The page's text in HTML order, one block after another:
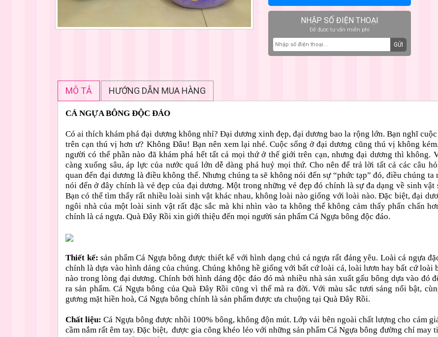
NHẬP SỐ ĐIỆN THOẠI
Để được tư vấn miễn phí
GỬI
MÔ TẢ HƯỚNG DẪN MUA HÀNG
CÁ NGỰA BÔNG ĐỘC ĐÁO
Có ai thích khám phá đại dương không nhỉ? Đại dương xinh đẹp, đại dương bao la rộng lớn. Bạn nghĩ cuộc
trên cạn thú vị hơn ư? Không Đâu! Bạn nên xem lại nhé. Cuộc sống ở đại dương cũng thú vị không
người có thể phần nào đã khám phá hết tất cả mọi thứ ở thế giới trên cạn, nhưng đại dương thì không.
càng xuống sâu, áp lực của nước quá lớn dễ dàng phá huỷ mọi thứ. Cho nên để trả lời tất cả các câu
quan đến đại dương là điều không thể. Nhưng chúng ta sẽ không nói đến sự “phức tạp” đó, điều chúng ta
nói đến ở đây chính là vẻ đẹp của đại dương. Một trong những vẻ đẹp đó chính là sự đa dạng về sinh vật
Bạn có thể tìm thấy rất nhiều loài sinh vật khác nhau, không loài nào giống với loài nào. Đặc biệt, đại
ngôi nhà của một loài sinh vật rất đặc sắc mà khi nhìn vào ta không thể không cảm thấy phấn chấn
chính là cá ngựa. Quà Đây Rồi xin giới thiệu đến mọi người sản phẩm Cá Ngựa bông độc đáo.
Thiết kế:sản phẩm Cá Ngựa bông được thiết kế với hình dạng chú cá ngựa rất đáng yêu. Loài cá ngựa
chính là dựa vào hình dáng của chúng. Chúng không hề giống với bất cứ loài cá, loài lươn hay bất cứ loài
nào trong lòng đại dương. Chính bởi hình dáng độc đáo đó mà nhiều nhà sản xuất gấu bông dựa vào đó
ra sản phẩm. Cá Ngựa bông của Quà Đây Rồi cũng vì thế mà ra đời. Với màu sắc tươi sáng nổi bật,
gương mặt hiền hoà, Cá Ngựa bông chính là sản phẩm được ưa chuộng tại Quà Đây Rồi.
Chất liệu:Cá Ngựa bông được nhồi 100% bông, không độn mút. Lớp vải bên ngoài chất lượng cho cảm
cầm nắm rất êm tay. Đặc biệt, được gia công khéo léo với những sản phẩm Cá Ngựa bông đường chỉ may